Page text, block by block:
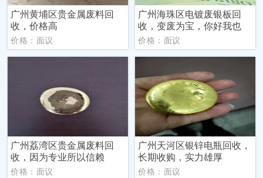
广州黄埔区贵金属废料回
收，价格高
价格：面议
广州海珠区电镀废银板回
收，变废为宝，你好我也
价格：面议
广州荔湾区贵金属废料回
收，因为专业所以信赖
价格：面议
广州天河区银锌电瓶回收，
长期收购，实力雄厚
价格：面议